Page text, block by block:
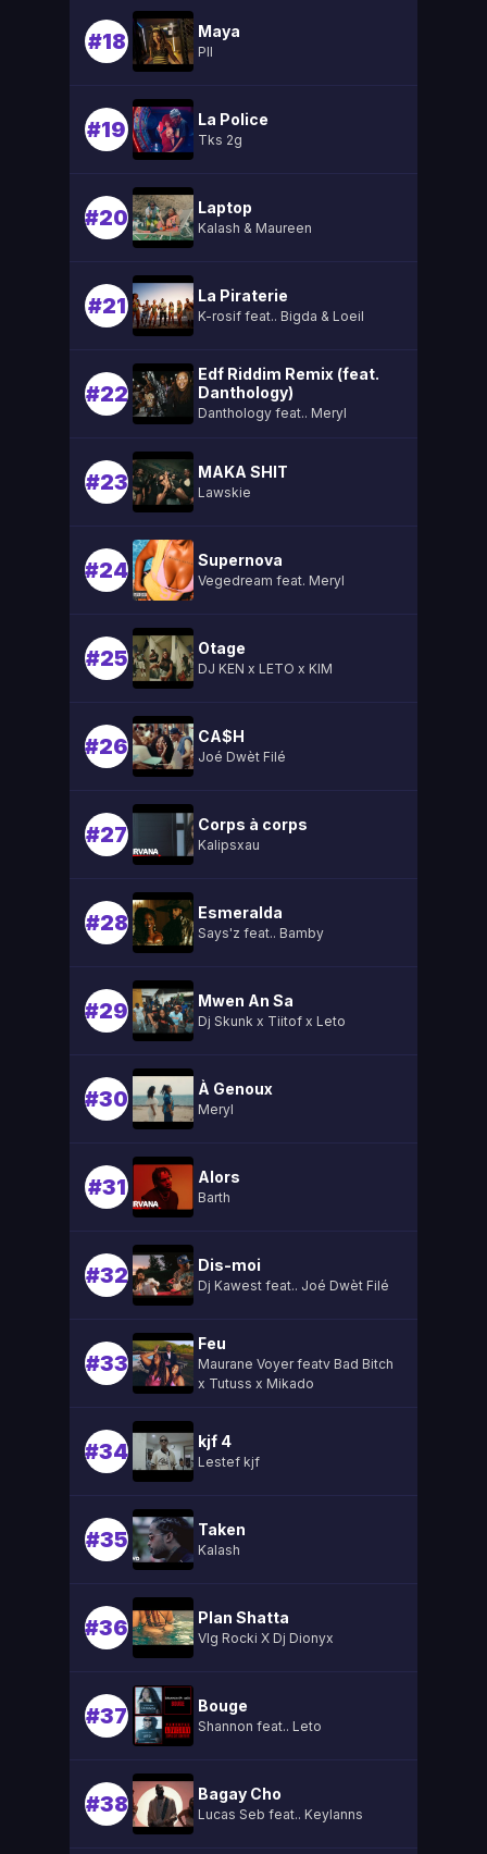
#18 Maya
Pll
#19 La Police
Tks 2g
#20 Laptop
Kalash & Maureen
#21 La Piraterie
K-rosif feat.. Bigda & Loeil
#22
Edf Riddim Remix (feat.
Danthology)
Danthology feat.. Meryl
#23 MAKA SHIT
Lawskie
#24 Supernova
Vegedream feat. Meryl
#25 Otage
DJ KEN x LETO x KIM
#26 CA$H
Joé Dwèt Filé
#27 Corps à corps
Kalipsxau
#28 Esmeralda
Says'z feat.. Bamby
#29 Mwen An Sa
Dj Skunk x Tiitof x Leto
#30 À Genoux
Meryl
#31 Alors
Barth
#32 Dis-moi
Dj Kawest feat.. Joé Dwèt Filé
#33
Feu
Maurane Voyer featv Bad Bitch
x Tutuss x Mikado
#34 kjf 4
Lestef kjf
#35 Taken
Kalash
#36 Plan Shatta
Vlg Rocki X Dj Dionyx
#37 Bouge
Shannon feat.. Leto
#38 Bagay Cho
Lucas Seb feat.. Keylanns